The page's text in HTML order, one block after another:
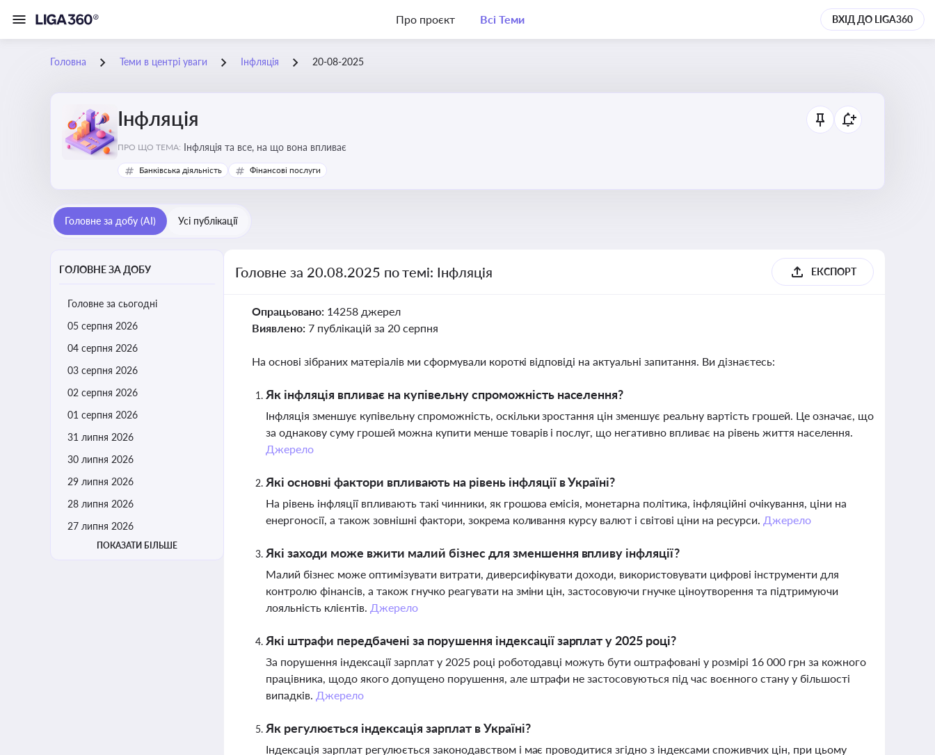
Про проєкт Всі Теми ВХІД ДО LIGA360
Головна Теми в центрі уваги Інфляція 20-08-2025
Інфляція
ПРО ЩО ТЕМА: Інфляція та все, на що вона впливає
Банківська діяльність Фінансові послуги
Головне за добу (AI) Усі публікації
ГОЛОВНЕ ЗА ДОБУ
Головне за сьогодні
05 серпня 2026
04 серпня 2026
03 серпня 2026
02 серпня 2026
01 серпня 2026
31 липня 2026
30 липня 2026
29 липня 2026
28 липня 2026
27 липня 2026
ПОКАЗАТИ БІЛЬШЕ
Головне за 20.08.2025 по темі: Інфляція ЕКСПОРТ
Опрацьовано: 14258 джерел
Виявлено: 7 публікацій за 20 серпня
На основі зібраних матеріалів ми сформували короткі відповіді на актуальні запитання. Ви дізнаєтесь:
Як інфляція впливає на купівельну спроможність населення?
Інфляція зменшує купівельну спроможність, оскільки зростання цін зменшує реальну вартість грошей. Це означає, що
за однакову суму грошей можна купити менше товарів і послуг, що негативно впливає на рівень життя населення.
Джерело
Які основні фактори впливають на рівень інфляції в Україні?
На рівень інфляції впливають такі чинники, як грошова емісія, монетарна політика, інфляційні очікування, ціни на
енергоносії, а також зовнішні фактори, зокрема коливання курсу валют і світові ціни на ресурси. Джерело
Які заходи може вжити малий бізнес для зменшення впливу інфляції?
Малий бізнес може оптимізувати витрати, диверсифікувати доходи, використовувати цифрові інструменти для
контролю фінансів, а також гнучко реагувати на зміни цін, застосовуючи гнучке ціноутворення та підтримуючи
лояльність клієнтів. Джерело
Які штрафи передбачені за порушення індексації зарплат у 2025 році?
За порушення індексації зарплат у 2025 році роботодавці можуть бути оштрафовані у розмірі 16 000 грн за кожного
працівника, щодо якого допущено порушення, але штрафи не застосовуються під час воєнного стану у більшості
випадків. Джерело
Як регулюється індексація зарплат в Україні?
Індексація зарплат регулюється законодавством і має проводитися згідно з індексами споживчих цін, при цьому